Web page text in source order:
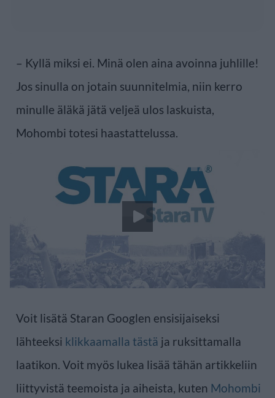
– Kyllä miksi ei. Minä olen aina avoinna juhlille!
Jos sinulla on jotain suunnitelmia, niin kerro
minulle äläkä jätä veljeä ulos laskuista,
Mohombi totesi haastattelussa.
Voit lisätä Staran Googlen ensisijaiseksi
lähteeksi klikkaamalla tästä ja ruksittamalla
laatikon. Voit myös lukea lisää tähän artikkeliin
liittyvistä teemoista ja aiheista, kuten Mohombi